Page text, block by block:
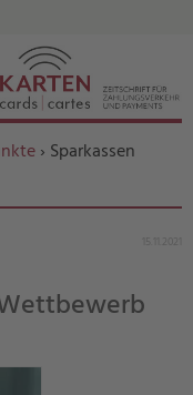
› Sparkassen